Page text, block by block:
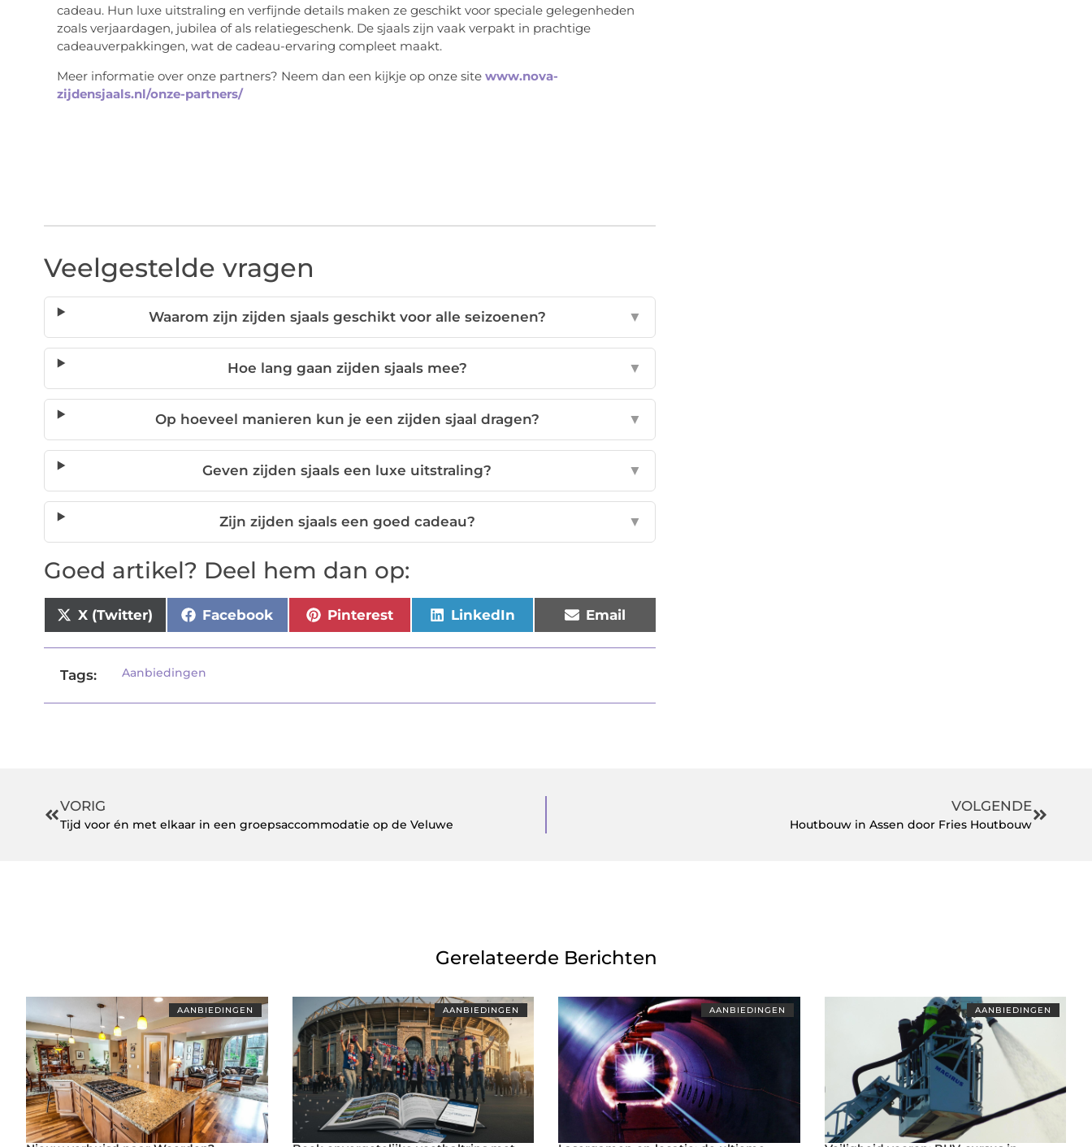
cadeau. Hun luxe uitstraling en verfijnde details maken ze geschikt voor speciale gelegenheden
zoals verjaardagen, jubilea of als relatiegeschenk. De sjaals zijn vaak verpakt in prachtige
cadeauverpakkingen, wat de cadeau-ervaring compleet maakt.
Meer informatie over onze partners? Neem dan een kijkje op onze site www.nova-
zijdensjaals.nl/onze-partners/
Veelgestelde vragen
Waarom zijn zijden sjaals geschikt voor alle seizoenen? ▼
Hoe lang gaan zijden sjaals mee? ▼
Op hoeveel manieren kun je een zijden sjaal dragen? ▼
Geven zijden sjaals een luxe uitstraling? ▼
Zijn zijden sjaals een goed cadeau? ▼
Goed artikel? Deel hem dan op:
X (Twitter) Facebook Pinterest LinkedIn Email
Tags: Aanbiedingen
VORIG
Tijd voor én met elkaar in een groepsaccommodatie op de Veluwe
VOLGENDE
Houtbouw in Assen door Fries Houtbouw
Gerelateerde Berichten
AANBIEDINGEN AANBIEDINGEN AANBIEDINGEN AANBIEDINGEN